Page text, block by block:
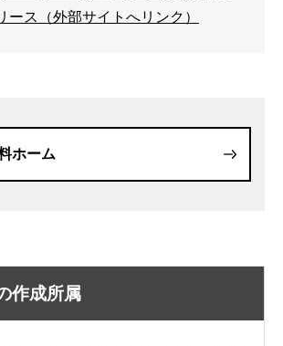
ース（外部サイトへリンク）
ホーム
作成所属